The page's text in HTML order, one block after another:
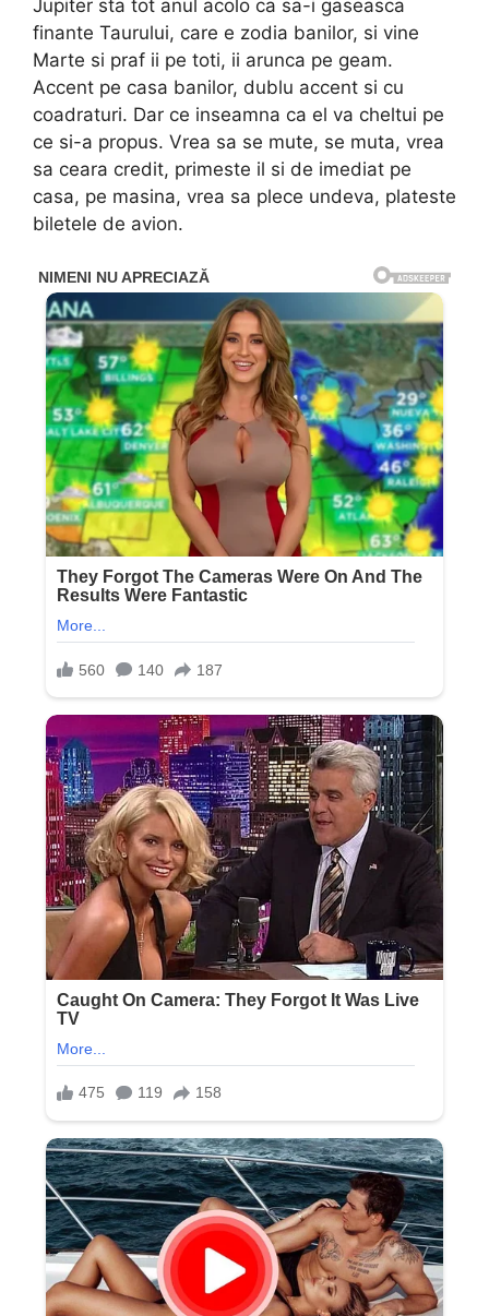
Jupiter sta tot anul acolo ca sa-i gaseasca
finante Taurului, care e zodia banilor, si vine
Marte si praf ii pe toti, ii arunca pe geam.
Accent pe casa banilor, dublu accent si cu
coadraturi. Dar ce inseamna ca el va cheltui pe
ce si-a propus. Vrea sa se mute, se muta, vrea
sa ceara credit, primeste il si de imediat pe
casa, pe masina, vrea sa plece undeva, plateste
biletele de avion.